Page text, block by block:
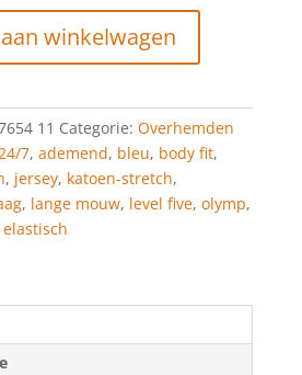
winkelwagen
11 Categorie: Overhemden
7, ademend, bleu, body fit,
, jersey, katoen-stretch,
, lange mouw, level five, olymp,